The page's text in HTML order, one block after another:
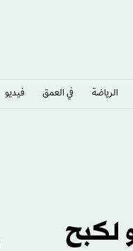
الرياضة في العمق فيديو
لكبح